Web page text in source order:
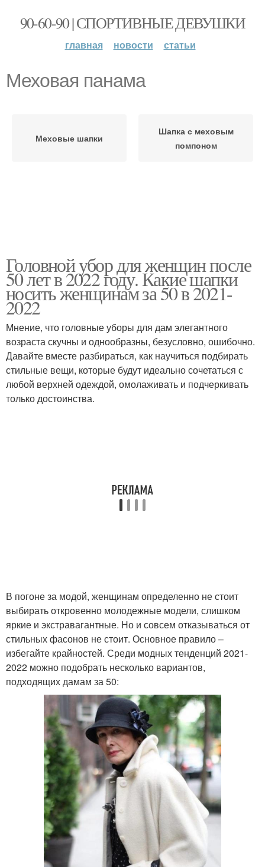
90-60-90 | СПОРТИВНЫЕ ДЕВУШКИ
главная новости статьи
Меховая панама
Меховые шапки
Шапка с меховым
помпоном
Головной убор для женщин после
50 лет в 2022 году. Какие шапки
носить женщинам за 50 в 2021-
2022
Мнение, что головные уборы для дам элегантного
возраста скучны и однообразны, безусловно, ошибочно.
Давайте вместе разбираться, как научиться подбирать
стильные вещи, которые будут идеально сочетаться с
любой верхней одеждой, омолаживать и подчеркивать
только достоинства.
В погоне за модой, женщинам определенно не стоит
выбирать откровенно молодежные модели, слишком
яркие и экстравагантные. Но и совсем отказываться от
стильных фасонов не стоит. Основное правило –
избегайте крайностей. Среди модных тенденций 2021-
2022 можно подобрать несколько вариантов,
подходящих дамам за 50: